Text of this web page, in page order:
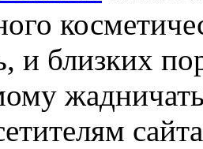
и близких